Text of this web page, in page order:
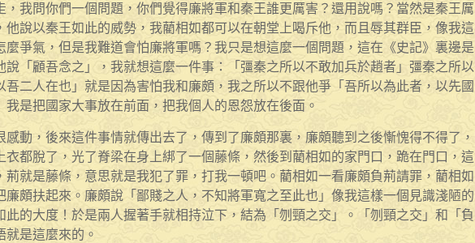
，我問你們一個問題，你們覺得廉將軍和秦王誰更厲害？還用說嗎？當然是秦王厲
他說以秦王如此的威勢，我藺相如都可以在朝堂上喝斥他，而且辱其群臣，像我這
麼爭氣，但是我難道會怕廉將軍嗎？我只是想這麼一個問題，這在《史記》裏邊是
說「顧吾念之」，我就想這麼一件事：「彊秦之所以不敢加兵於趙者」彊秦之所以
吾二人在也」就是因為害怕我和廉頗，我之所以不跟他爭「吾所以為此者，以先國
我是把國家大事放在前面，把我個人的恩怨放在後面。
感動，後來這件事情就傳出去了，傳到了廉頗那裏，廉頗聽到之後慚愧得不得了，
衣都脫了，光了脊梁在身上綁了一個藤條，然後到藺相如的家門口，跪在門口，這
荊就是藤條，意思就是我犯了罪，打我一頓吧。藺相如一看廉頗負荊請罪，藺相如
廉頗扶起來。廉頗說「鄙賤之人，不知將軍寬之至此也」像我這樣一個見識淺陋的
此的大度！於是兩人握著手就相持泣下，結為「刎頸之交」。「刎頸之交」和「負
是這麼來的。